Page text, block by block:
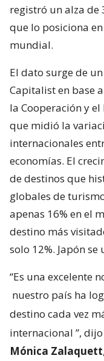
registró un alza de
que lo posiciona
mundial.
El dato surge de
Capitalist en base
la Cooperación y el
que midió la
internacionales
economías. El
de destinos que
globales de
apenas 16% en el
destino más
solo 12%. Japón
“Es una excelente
nuestro país ha
destino cada vez
internacional ”,
Mónica Zalaquett